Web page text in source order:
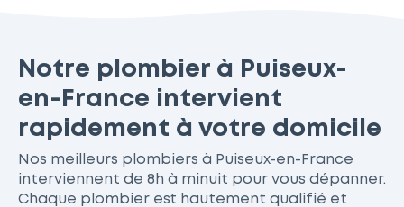
Notre plombier à Puiseux-
en-France intervient
rapidement à votre domicile
Nos meilleurs plombiers à Puiseux-en-France
interviennent de 8h à minuit pour vous dépanner.
Chaque plombier est hautement qualifié et